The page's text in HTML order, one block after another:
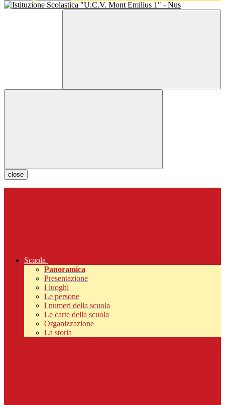
close
Scuola
Panoramica
Presentazione
I luoghi
Le persone
I numeri della scuola
Le carte della scuola
Organizzazione
La storia